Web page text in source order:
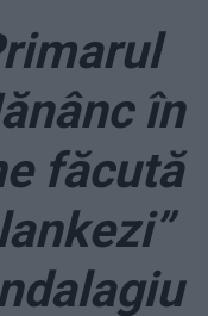
în
făcută